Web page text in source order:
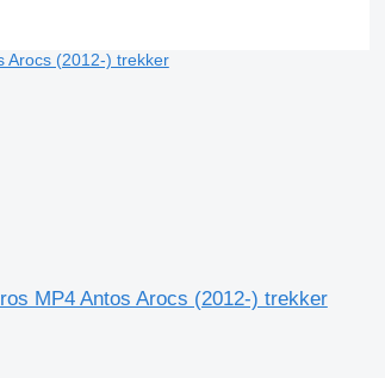
MP4 Antos Arocs (2012-) trekker